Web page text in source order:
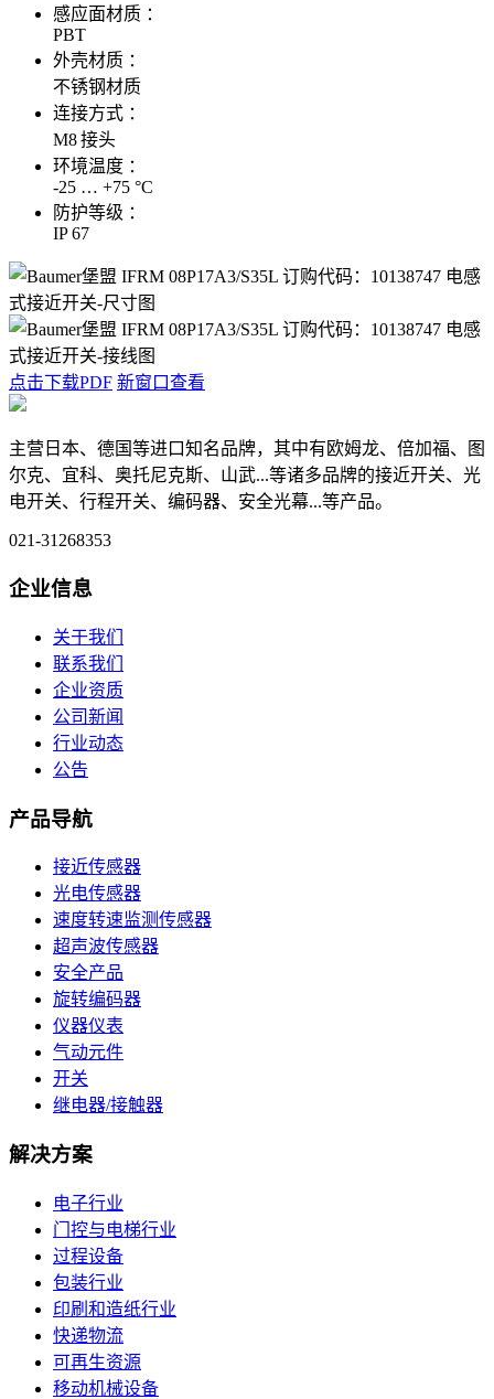
感应面材质 ：
PBT
外壳材质 ：
不锈钢材质
连接方式 ：
M8 接头
环境温度 ：
-25 … +75 °C
防护等级 ：
IP 67
点击下载PDF 新窗口查看
主营日本、德国等进口知名品牌，其中有欧姆龙、倍加福、图
尔克、宜科、奥托尼克斯、山武...等诸多品牌的接近开关、光
电开关、行程开关、编码器、安全光幕...等产品。
021-31268353
企业信息
关于我们
联系我们
企业资质
公司新闻
行业动态
公告
产品导航
接近传感器
光电传感器
速度转速监测传感器
超声波传感器
安全产品
旋转编码器
仪器仪表
气动元件
开关
继电器/接触器
解决方案
电子行业
门控与电梯行业
过程设备
包装行业
印刷和造纸行业
快递物流
可再生资源
移动机械设备